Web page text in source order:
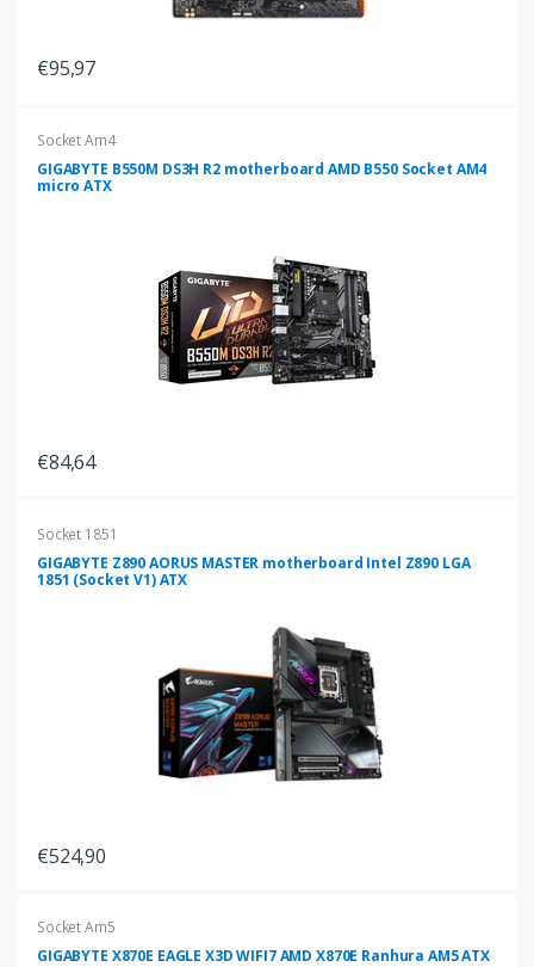
€95,97
Socket Am4
GIGABYTE B550M DS3H R2 motherboard AMD B550 Socket AM4
micro ATX
€84,64
Socket 1851
GIGABYTE Z890 AORUS MASTER motherboard Intel Z890 LGA
1851 (Socket V1) ATX
€524,90
Socket Am5
GIGABYTE X870E EAGLE X3D WIFI7 AMD X870E Ranhura AM5 ATX